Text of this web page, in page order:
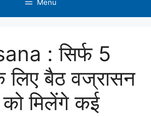
Menu
: सिर्फ 5
लिए बैठ वज्रासन
को मिलेंगे कई